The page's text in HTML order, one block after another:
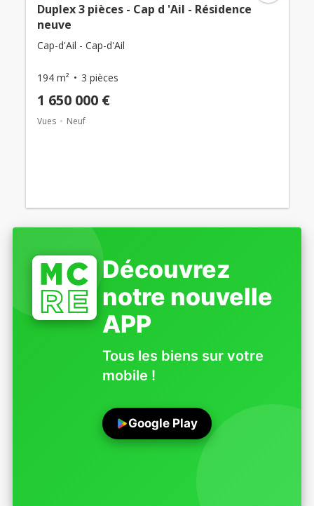
Duplex 3 pièces - Cap d 'Ail - Résidence
neuve
Cap-d'Ail - Cap-d'Ail
194 m² 3 pièces
1 650 000 €
Vues Neuf
Découvrez
notre nouvelle
APP
Tous les biens sur votre
mobile !
Google Play